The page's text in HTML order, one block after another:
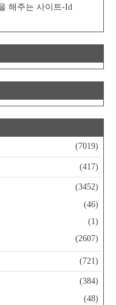
해주는 사이트-Id
(7019)
(417)
(3452)
(46)
(1)
(2607)
(721)
(384)
(48)